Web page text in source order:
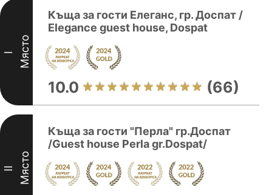
I Място
Къща за гости Елеганс, гр. Доспат /
Elegance guest house, Dospat
10.0 (66)
II Място
Къща за гости "Перла" гр.Доспат
/Guest house Perla gr.Dospat/